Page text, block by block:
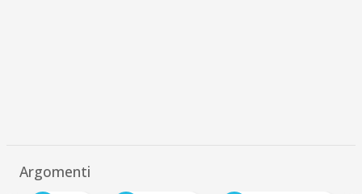
Argomenti